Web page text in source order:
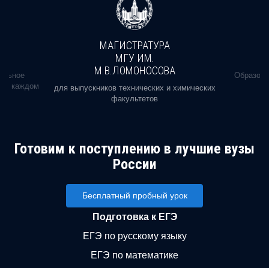
в каждом
МАГИСТРАТУРА
МГУ ИМ.
М.В.ЛОМОНОСОВА
для выпускников технических и химических
факультетов
Готовим к поступлению в лучшие вузы
России
Бесплатный пробный урок
Подготовка к ЕГЭ
ЕГЭ по русскому языку
ЕГЭ по математике